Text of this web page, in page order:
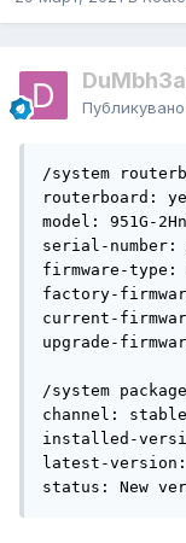
Публикувано
/system
routerboard:
model: 951G-
serial-number:
firmware-type:
factory-
current-
upgrade-
/system
channel: stable
installed-
latest-
status: New